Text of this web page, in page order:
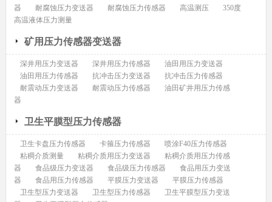
器
耐腐蚀压力变送器 耐腐蚀压力传感器 高温测压
350度
高温液体压力测量
矿用压力传感器变送器
深井用压力变送器 深井用压力传感器
油田用压力变送器
油田用压力传感器
抗冲击压力变送器
抗冲击压力传感器
耐震动压力变送器
耐震动压力传感器
油田矿井用压力传感
器
卫生平膜型压力传感器
卫生卡盘压力传感器 卡箍压力传感器
喷涂F40压力传感器
粘稠介质测量
粘稠介质用压力变送器
粘稠介质用压力传感
器
食品级压力变送器 食品级压力传感器
食品用压力变送
器
食品用压力传感器 平膜压力变送器
平膜压力传感器
卫生型压力变送器
卫生型压力传感器
卫生平膜型压力变送